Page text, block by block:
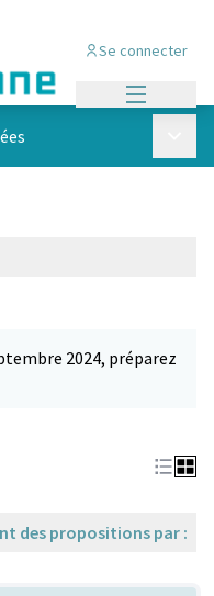
Se connecter
2024, préparez
des propositions par :